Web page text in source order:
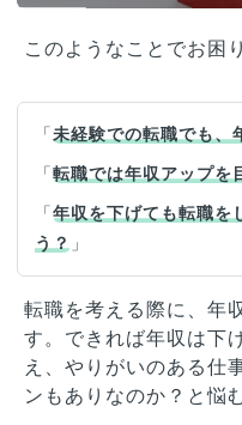
このようなことでお困
「未経験での転職でも、
「転職では年収アップを
「年収を下げても転職を
う？ 」
転職を考える際に、年
す。できれば年収は下
え、やりがいのある仕
ンもありなのか？と悩